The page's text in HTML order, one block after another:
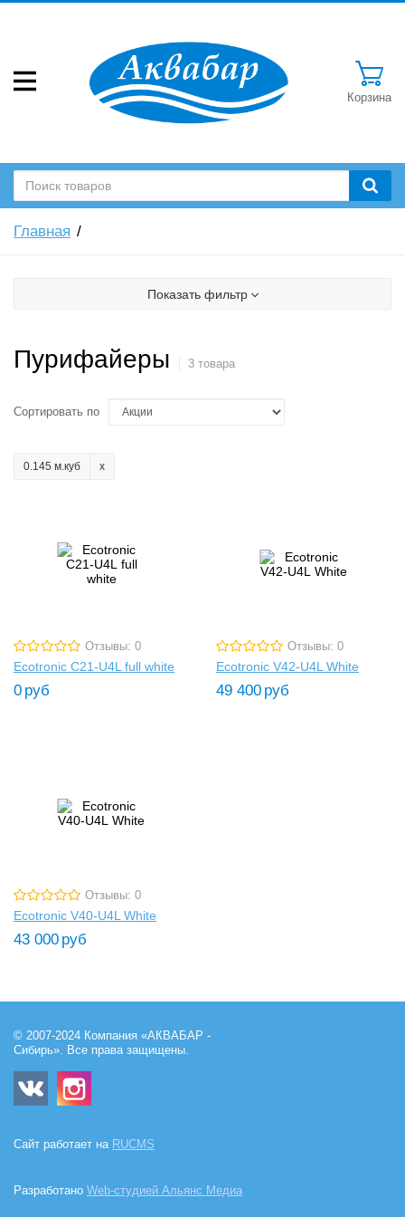
Корзина
Главная
Показать фильтр
Пурифайеры 3 товара
Сортировать по
0.145 м.куб
Отзывы: 0
Ecotronic C21-U4L full white
0 руб
Отзывы: 0
Ecotronic V42-U4L White
49 400 руб
Отзывы: 0
Ecotronic V40-U4L White
43 000 руб
© 2007-2024 Компания «АКВАБАР -
Сибирь». Все права защищены.
Сайт работает на RUCMS
Разработано Web-студией Альянс Медиа